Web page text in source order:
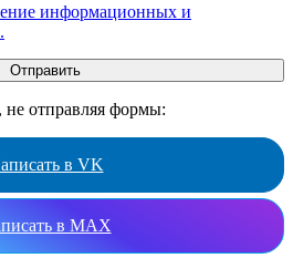
информационных и
не отправляя формы:
в VK
в MAX